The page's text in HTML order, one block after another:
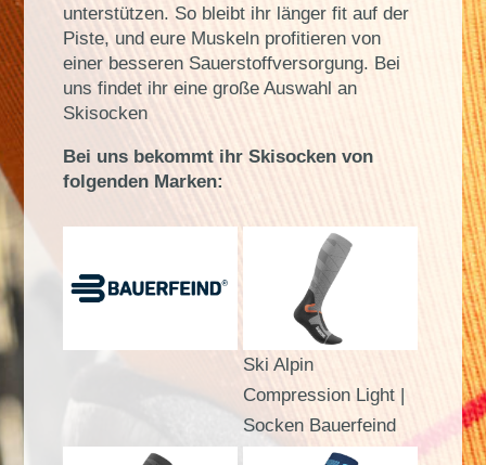
unterstützen. So bleibt ihr länger fit auf der
Piste, und eure Muskeln profitieren von
einer besseren Sauerstoffversorgung. Bei
uns findet ihr eine große Auswahl an
Skisocken
Bei uns bekommt ihr Skisocken von
folgenden Marken:
Ski Alpin
Compression Light |
Socken Bauerfeind